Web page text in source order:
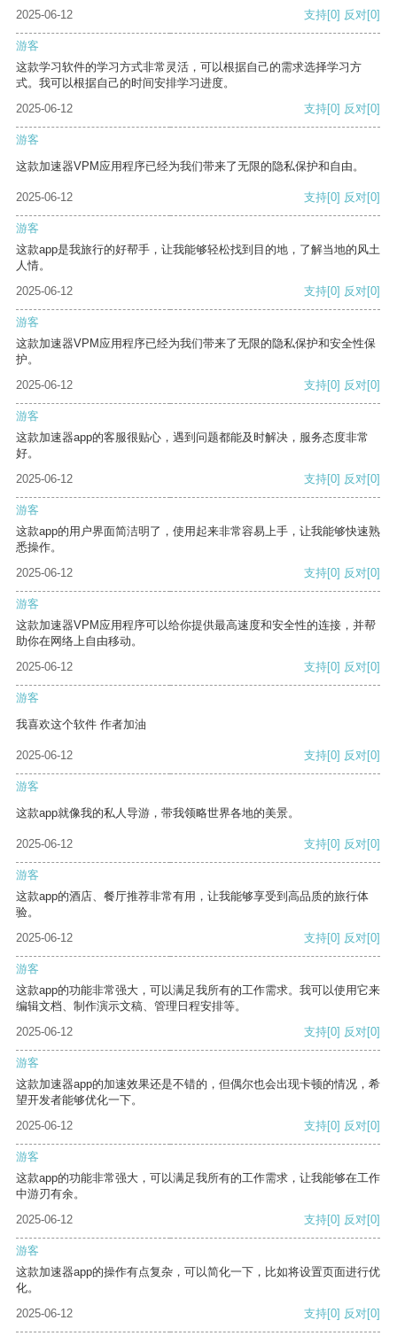
2025-06-12 支持[0] 反对[0]
游客
这款学习软件的学习方式非常灵活，可以根据自己的需求选择学习方
式。我可以根据自己的时间安排学习进度。
2025-06-12
支持[0] 反对[0]
游客
这款加速器VPM应用程序已经为我们带来了无限的隐私保护和自由。
2025-06-12 支持[0] 反对[0]
游客
这款app是我旅行的好帮手，让我能够轻松找到目的地，了解当地的风土
人情。
2025-06-12
支持[0] 反对[0]
游客
这款加速器VPM应用程序已经为我们带来了无限的隐私保护和安全性保
护。
2025-06-12
支持[0] 反对[0]
游客
这款加速器app的客服很贴心，遇到问题都能及时解决，服务态度非常
好。
2025-06-12
支持[0] 反对[0]
游客
这款app的用户界面简洁明了，使用起来非常容易上手，让我能够快速熟
悉操作。
2025-06-12
支持[0] 反对[0]
游客
这款加速器VPM应用程序可以给你提供最高速度和安全性的连接，并帮
助你在网络上自由移动。
2025-06-12
支持[0] 反对[0]
游客
我喜欢这个软件 作者加油
2025-06-12 支持[0] 反对[0]
游客
这款app就像我的私人导游，带我领略世界各地的美景。
2025-06-12 支持[0] 反对[0]
游客
这款app的酒店、餐厅推荐非常有用，让我能够享受到高品质的旅行体
验。
2025-06-12
支持[0] 反对[0]
游客
这款app的功能非常强大，可以满足我所有的工作需求。我可以使用它来
编辑文档、制作演示文稿、管理日程安排等。
2025-06-12
支持[0] 反对[0]
游客
这款加速器app的加速效果还是不错的，但偶尔也会出现卡顿的情况，希
望开发者能够优化一下。
2025-06-12
支持[0] 反对[0]
游客
这款app的功能非常强大，可以满足我所有的工作需求，让我能够在工作
中游刃有余。
2025-06-12
支持[0] 反对[0]
游客
这款加速器app的操作有点复杂，可以简化一下，比如将设置页面进行优
化。
2025-06-12
支持[0] 反对[0]